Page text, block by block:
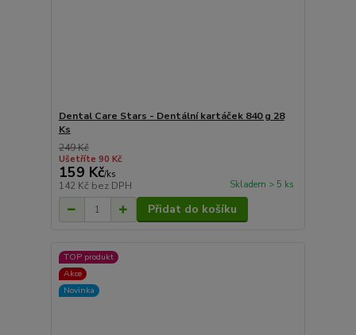
Dental Care Stars - Dentální kartáček 840 g 28
Ks
249 Kč
Ušetříte 90 Kč
159 Kč/ks
142 Kč bez DPH Skladem > 5 ks
Přidat do košíku
TOP produkt
Akce
Novinka